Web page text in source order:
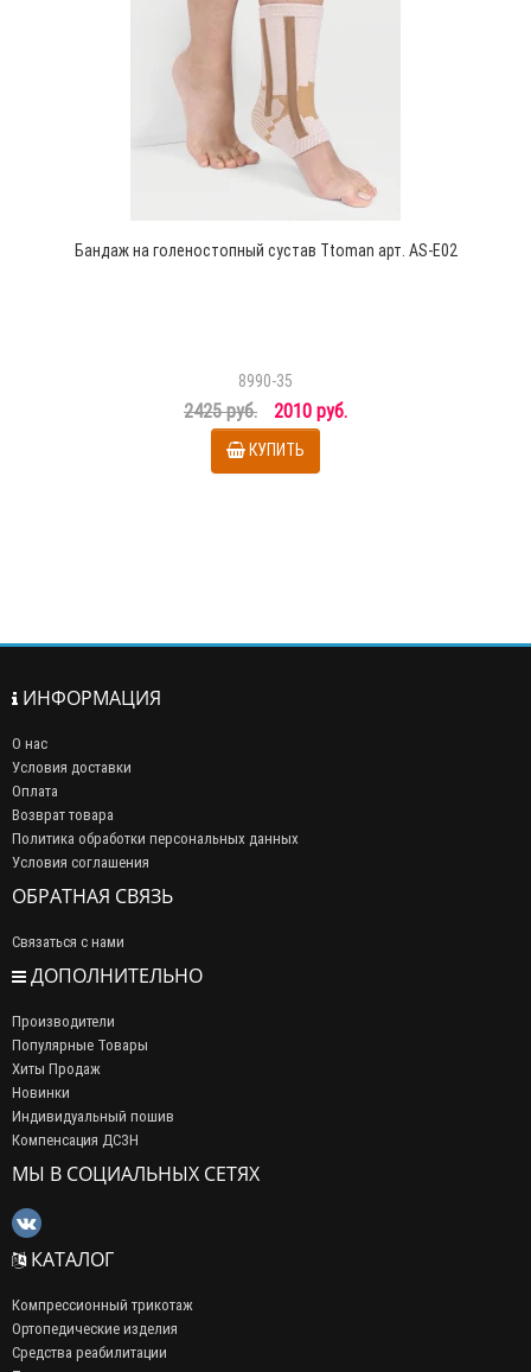
Бандаж на голеностопный сустав Ttoman арт. AS-E02
8990-35
2425 руб. 2010 руб.
КУПИТЬ
ИНФОРМАЦИЯ
О нас
Условия доставки
Оплата
Возврат товара
Политика обработки персональных данных
Условия соглашения
ОБРАТНАЯ СВЯЗЬ
Связаться с нами
ДОПОЛНИТЕЛЬНО
Производители
Популярные Товары
Хиты Продаж
Новинки
Индивидуальный пошив
Компенсация ДСЗН
МЫ В СОЦИАЛЬНЫХ СЕТЯХ
КАТАЛОГ
Компрессионный трикотаж
Ортопедические изделия
Средства реабилитации